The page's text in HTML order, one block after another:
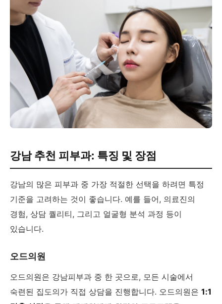
강남 추천 피부과: 특징 및 장점
강남의 많은 피부과 중 가장 적절한 선택을 하려면 특정
기준을 고려하는 것이 좋습니다. 예를 들어, 의료진의
경험, 상담 퀄리티, 그리고 얼굴형 분석 과정 등이
있습니다.
오드의원
오드의원은 강남피부과 중 한 곳으로, 모든 시술에서
숙련된 집도의가 직접 상담을 진행합니다. 오드의원은 1:1